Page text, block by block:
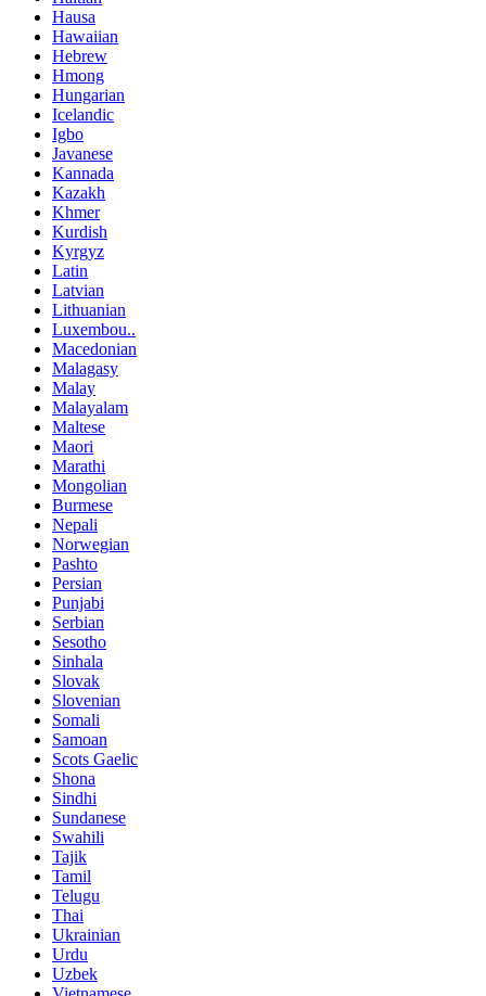
Hausa
Hawaiian
Hebrew
Hmong
Hungarian
Icelandic
Igbo
Javanese
Kannada
Kazakh
Khmer
Kurdish
Kyrgyz
Latin
Latvian
Lithuanian
Luxembou..
Macedonian
Malagasy
Malay
Malayalam
Maltese
Maori
Marathi
Mongolian
Burmese
Nepali
Norwegian
Pashto
Persian
Punjabi
Serbian
Sesotho
Sinhala
Slovak
Slovenian
Somali
Samoan
Scots Gaelic
Shona
Sindhi
Sundanese
Swahili
Tajik
Tamil
Telugu
Thai
Ukrainian
Urdu
Uzbek